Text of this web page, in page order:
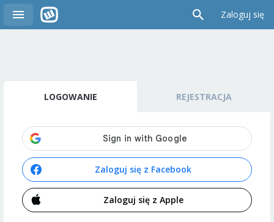
Zaloguj się
LOGOWANIE REJESTRACJA
Zaloguj się z Facebook
Zaloguj się z Apple